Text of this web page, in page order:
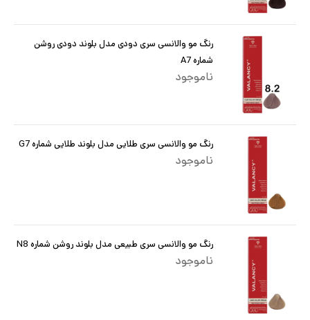
رنگ مو والانسی سری دودی مدل بلوند دودی روشن
شماره A7
ناموجود
رنگ مو والانسی سری طلایی مدل بلوند طلایی شماره G7
ناموجود
رنگ مو والانسی سری طبیعی مدل بلوند روشن شماره N8
ناموجود